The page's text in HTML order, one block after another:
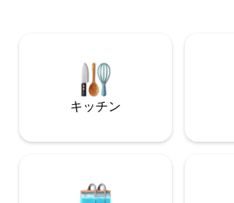
たり13ユーロの追加料金 プライベートサ
ウナ：1回90分、1人あたり12.50ユーロ 裏
庭の専用テラス
キッチン